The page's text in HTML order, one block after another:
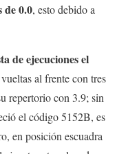
de 0.0, esto debido a
de ejecuciones el
al frente con tres
repertorio con 3.9; sin
el código 5152B, es
en posición escuadra